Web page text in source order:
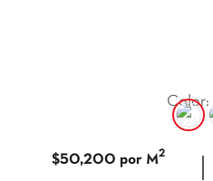
Color:
$50,200 por M2 |